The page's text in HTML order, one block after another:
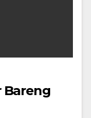
Bareng